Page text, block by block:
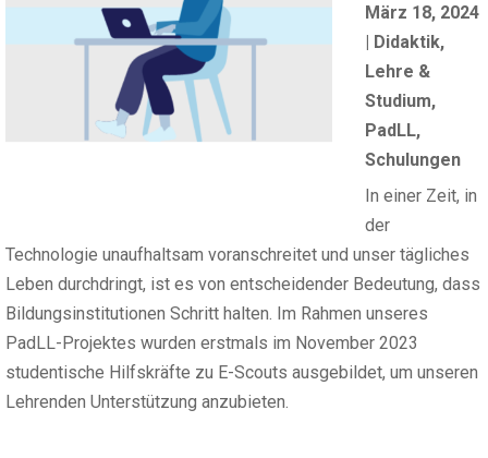
März 18, 2024
| Didaktik,
Lehre &
Studium,
PadLL,
Schulungen
In einer Zeit, in
der
Technologie unaufhaltsam voranschreitet und unser tägliches
Leben durchdringt, ist es von entscheidender Bedeutung, dass
Bildungsinstitutionen Schritt halten. Im Rahmen unseres
PadLL-Projektes wurden erstmals im November 2023
studentische Hilfskräfte zu E-Scouts ausgebildet, um unseren
Lehrenden Unterstützung anzubieten.